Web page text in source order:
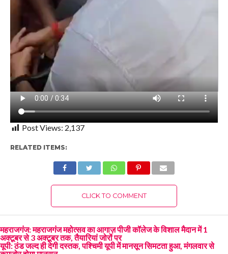
Post Views: 2,137
RELATED ITEMS:
CLICK TO COMMENT
महराजगंज: महराजगंज महोत्सव का आगाज़ पीजी कॉलेज के विशाल मैदान में 1
अक्टूबर से 3 अक्टूबर तक, तैयारियां जोरों पर
यूपी: ठंड जल्द ही देगी दस्तक, पश्चिमी यूपी में मानसून सिमटता हुआ, मंगलवार से